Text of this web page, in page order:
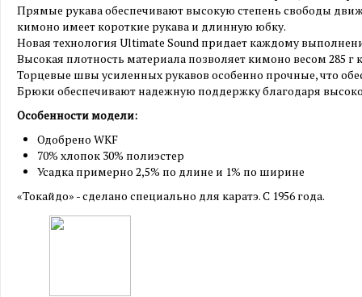
Прямые рукава обеспечивают высокую степень свободы
кимоно имеет короткие рукава и длинную юбку.
Новая технология Ultimate Sound придает каждому
Высокая плотность материала позволяет кимоно весом 285
Торцевые швы усиленных рукавов особенно прочные, что
Брюки обеспечивают надежную поддержку благодаря
Особенности модели:
Одобрено WKF
70% хлопок 30% полиэстер
Усадка примерно 2,5% по длине и 1% по ширине
«Токайдо» - сделано специально для каратэ. С 1956 года.